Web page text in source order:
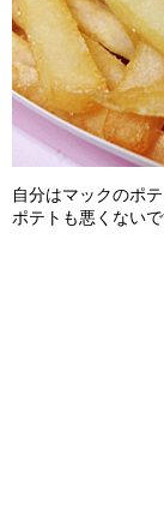
自分はマックのポ
ポテトも悪くないで